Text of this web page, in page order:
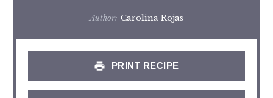
Author: Carolina Rojas
PRINT RECIPE